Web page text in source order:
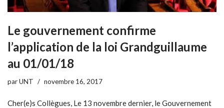
Le gouvernement confirme
l’application de la loi Grandguillaume
au 01/01/18
parUNT novembre 16, 2017
Cher(e)s Collègues, Le 13 novembre dernier, le Gouvernement